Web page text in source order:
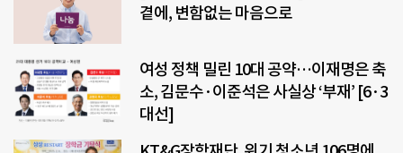
곁에, 변함없는 마음으로
여성 정책 밀린 10대 공약…이재명은 축
소, 김문수·이준석은 사실상 ‘부재’ [6·3
대선]